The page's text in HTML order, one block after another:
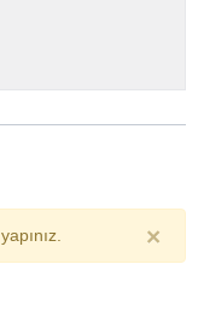
yapınız. ×